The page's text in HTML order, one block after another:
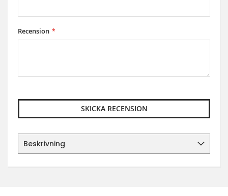
Recension
SKICKA RECENSION
Beskrivning